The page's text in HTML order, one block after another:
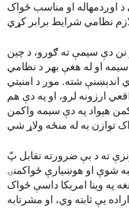
اوږدمهاله او مناسب ځواک
نن دې سیمې ته ګورو، د چین
سیمه او له هغې بهر د نظامي
اندېښنې شته. موږ د امنیتي
ارزونه لرو، او په دې هم
هېواد په دې سیمه واکمن
ته د بې ضرورته تقابل پّ
شوې او هوښیارې ځواکمنۍ
په وینا امریکا داسې ځواک
یې ثابته وي، او مشرتابه